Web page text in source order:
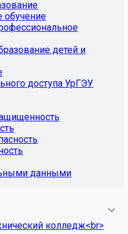
обучение
детей и
доступа УрГЭУ
данными